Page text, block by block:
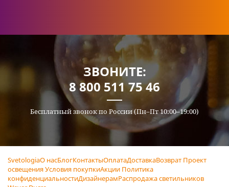
ЗВОНИТЕ:
8 800 511 75 46
Бесплатный звонок по России (Пн–Пт 10:00–19:00)
SvetologiaО насБлогКонтактыОплатаДоставкаВозврат Проект
освещенияУсловия покупкиАкции Политика
конфиденциальностиДизайнерамРаспродажа светильников